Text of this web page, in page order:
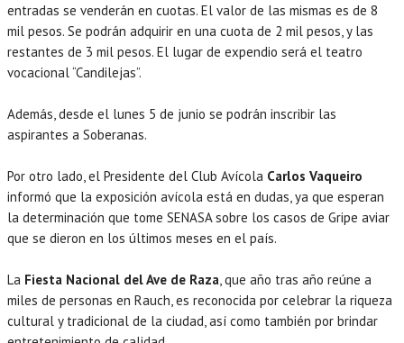
entradas se venderán en cuotas. El valor de las mismas es de 8
mil pesos. Se podrán adquirir en una cuota de 2 mil pesos, y las
restantes de 3 mil pesos. El lugar de expendio será el teatro
vocacional “Candilejas”.
Además, desde el lunes 5 de junio se podrán inscribir las
aspirantes a Soberanas.
Por otro lado, el Presidente del Club Avícola Carlos Vaqueiro
informó que la exposición avícola está en dudas, ya que esperan
la determinación que tome SENASA sobre los casos de Gripe aviar
que se dieron en los últimos meses en el país.
La Fiesta Nacional del Ave de Raza, que año tras año reúne a
miles de personas en Rauch, es reconocida por celebrar la riqueza
cultural y tradicional de la ciudad, así como también por brindar